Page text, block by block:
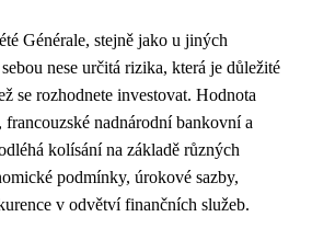
Générale, stejně jako u jiných
nese určitá rizika, která je důležité
se rozhodnete investovat. Hodnota
francouzské nadnárodní bankovní a
kolísání na základě různých
podmínky, úrokové sazby,
v odvětví finančních služeb.